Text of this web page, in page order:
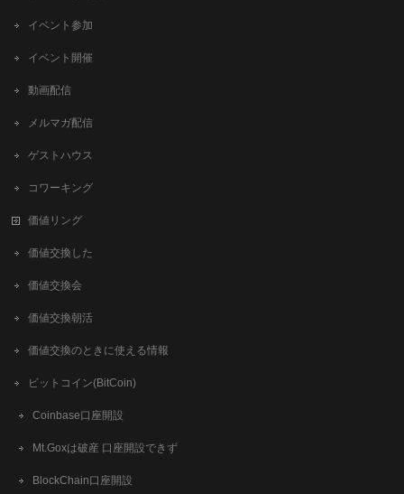
イベント参加
イベント開催
動画配信
メルマガ配信
ゲストハウス
コワーキング
価値リング
価値交換した
価値交換会
価値交換朝活
価値交換のときに使える情報
ビットコイン(BitCoin)
Coinbase口座開設
Mt.Goxは破産 口座開設できず
BlockChain口座開設